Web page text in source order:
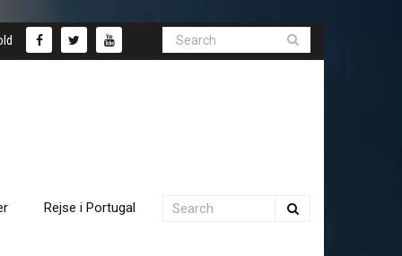
Rejse i Portugal